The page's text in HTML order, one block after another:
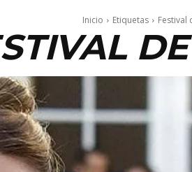
Inicio Etiquetas Festival